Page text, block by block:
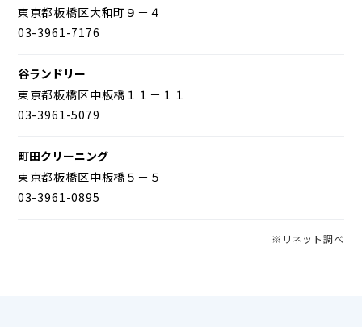
東京都板橋区大和町９－４
03-3961-7176
谷ランドリー
東京都板橋区中板橋１１－１１
03-3961-5079
町田クリーニング
東京都板橋区中板橋５－５
03-3961-0895
※リネット調べ